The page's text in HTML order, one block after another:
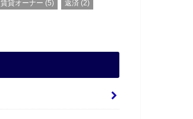
賃貸オーナー (5) 返済 (2)